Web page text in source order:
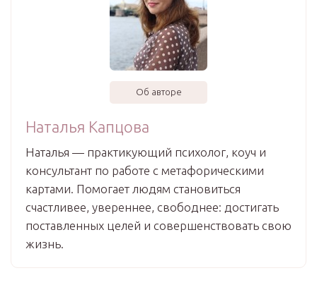
Об авторе
Наталья Капцова
Наталья — практикующий психолог, коуч и
консультант по работе с метафорическими
картами. Помогает людям становиться
счастливее, увереннее, свободнее: достигать
поставленных целей и совершенствовать свою
жизнь.